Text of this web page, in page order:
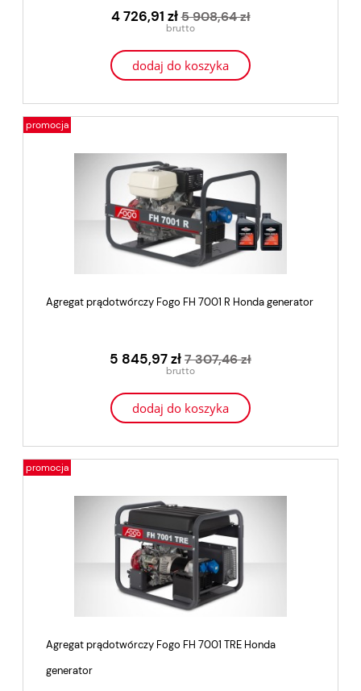
4 726,91 zł5 908,64 zł
dodaj do koszyka
Agregat prądotwórczy Fogo FH 7001 R Honda generator
5 845,97 zł7 307,46 zł
dodaj do koszyka
promocja
Agregat prądotwórczy Fogo FH 7001 TRE Honda
generator
promocja